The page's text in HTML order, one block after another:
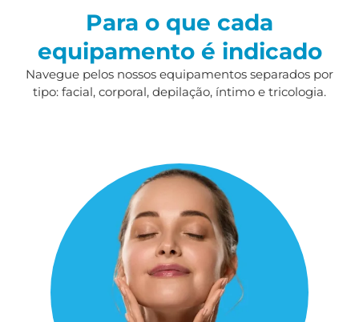
Para o que cada
equipamento é indicado
Navegue pelos nossos equipamentos separados por
tipo: facial, corporal, depilação, íntimo e tricologia.